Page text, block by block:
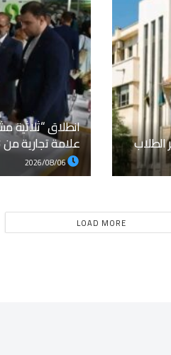
علامة تجارية من 13 دولة
2026/08/06
LOAD MORE